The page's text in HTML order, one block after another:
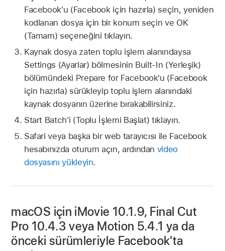
Facebook'u (Facebook için hazırla) seçin, yeniden
kodlanan dosya için bir konum seçin ve OK
(Tamam) seçeneğini tıklayın.
Kaynak dosya zaten toplu işlem alanındaysa
Settings (Ayarlar) bölmesinin Built-In (Yerleşik)
bölümündeki Prepare for Facebook'u (Facebook
için hazırla) sürükleyip toplu işlem alanındaki
kaynak dosyanın üzerine bırakabilirsiniz.
Start Batch'i (Toplu İşlemi Başlat) tıklayın.
Safari veya başka bir web tarayıcısı ile Facebook
hesabınızda oturum açın, ardından video
dosyasını yükleyin.
macOS için iMovie 10.1.9, Final Cut
Pro 10.4.3 veya Motion 5.4.1 ya da
önceki sürümleriyle Facebook'ta